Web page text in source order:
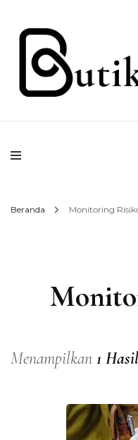
Beranda Monitoring
Menampilkan 1 Hasil